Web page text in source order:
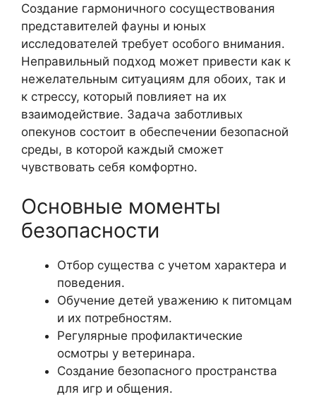
Создание гармоничного сосуществования
представителей фауны и юных
исследователей требует особого внимания.
Неправильный подход может привести как к
нежелательным ситуациям для обоих, так и
к стрессу, который повлияет на их
взаимодействие. Задача заботливых
опекунов состоит в обеспечении безопасной
среды, в которой каждый сможет
чувствовать себя комфортно.
Основные моменты
безопасности
Отбор существа с учетом характера и
поведения.
Обучение детей уважению к питомцам
и их потребностям.
Регулярные профилактические
осмотры у ветеринара.
Создание безопасного пространства
для игр и общения.